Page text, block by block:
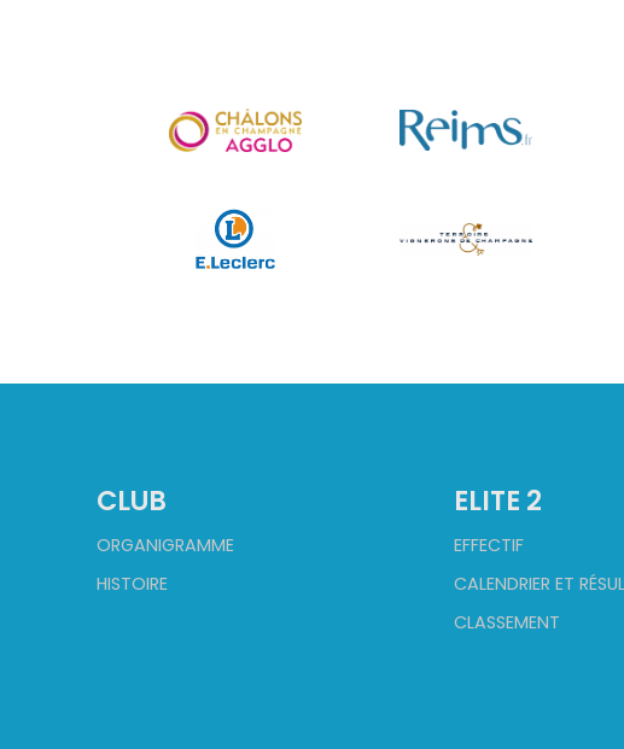
CLUB
ORGANIGRAMME
HISTOIRE
ELITE 2
EFFECTIF
CALENDRIER ET
CLASSEMENT